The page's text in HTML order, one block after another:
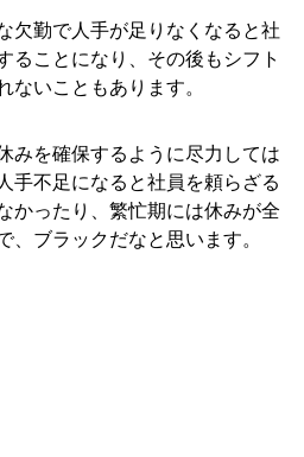
欠勤で人手が足りなくなると社
ることになり、その後もシフト
ないこともあります。
みを確保するように尽力しては
手不足になると社員を頼らざる
かったり、繁忙期には休みが全
、ブラックだなと思います。